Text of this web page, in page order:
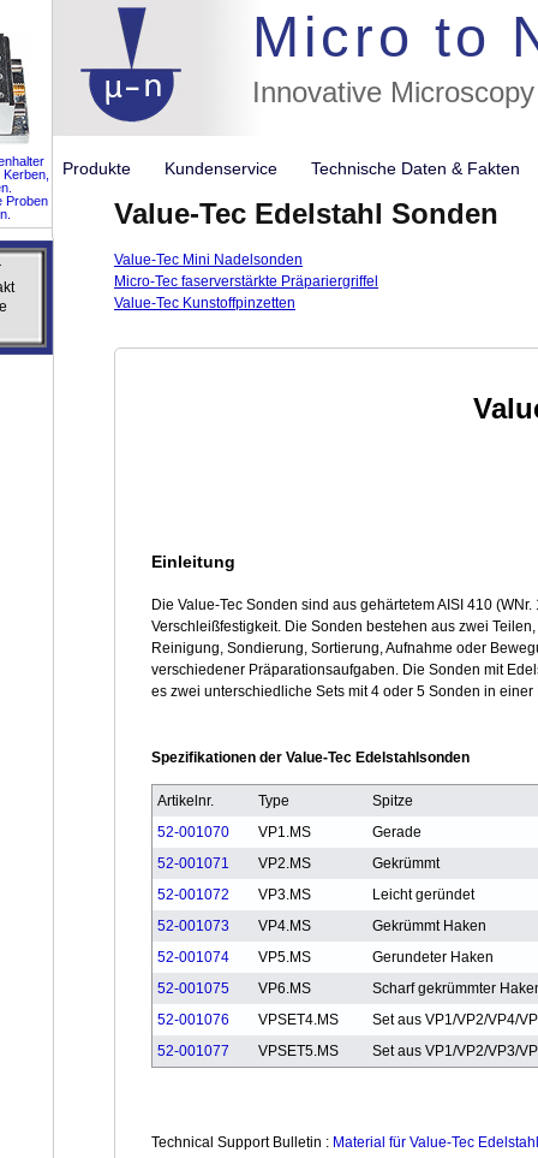
Proben
Micro to
Innovative
//flags
Produkte Kundenservice Technische Daten & Fakten
Value-Tec Edelstahl Sonden
Value-Tec Mini Nadelsonden
Micro-Tec faserverstärkte Präpariergriffel
Value-Tec Kunstoffpinzetten
Einleitung
Die Value-Tec Sonden sind aus gehärtetem AISI 410
Verschleißfestigkeit. Die Sonden bestehen aus zwei
Reinigung, Sondierung, Sortierung, Aufnahme oder
verschiedener Präparationsaufgaben. Die Sonden mit
es zwei unterschiedliche Sets mit 4 oder 5 Sonden in einer
Spezifikationen der Value-Tec Edelstahlsonden
Artikelnr. Type
Spitze
52-001070
VP1.MS
Gerade
52-001071
VP2.MS
Gekrümmt
52-001072
VP3.MS
Leicht geründet
52-001073
VP4.MS
Gekrümmt Haken
52-001074
VP5.MS
Gerundeter Haken
52-001075
VP6.MS
Scharf gekrümmter
52-001076
VPSET4.MS
Set aus VP1/VP2/VP4/
52-001077
VPSET5.MS Set aus VP1/VP2/VP3/
Technical Support Bulletin : Material für Value-Tec